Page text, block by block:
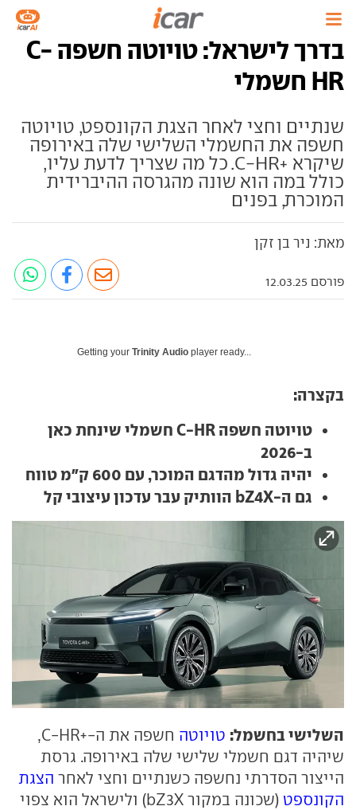
בדרך לישראל: טויוטה חשפה C-
HR חשמלי
שנתיים וחצי לאחר הצגת הקונספט, טויוטה
חשפה את החשמלי השלישי שלה באירופה
שיקרא +C-HR. כל מה שצריך לדעת עליו,
כולל במה הוא שונה מהגרסה ההיברידית
המוכרת, בפנים
מאת: ניר בן זקן
פורסם 12.03.25
Getting your Trinity Audio player ready...
בקצרה:
טויוטה חשפה C-HR חשמלי שינחת כאן
ב-2026
יהיה גדול מהדגם המוכר, עם 600 ק"מ טווח
גם ה-bZ4X הוותיק עבר עדכון עיצובי קל
השלישי בחשמל: טויוטה
חשפה את ה-+C-HR,
שיהיה דגם חשמלי שלישי שלה באירופה. גרסת
הייצור הסדרתי נחשפה כשנתיים וחצי לאחר הצגת
הקונספט
(שכונה במקור bZ3X) ולישראל הוא צפוי